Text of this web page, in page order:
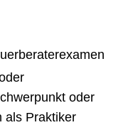
oder
als Praktiker